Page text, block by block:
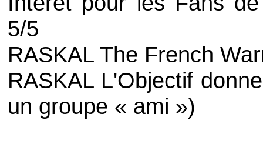
5/5
RASKAL The French
RASKAL L'Objectif
un groupe « ami »)